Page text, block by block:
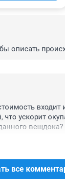
описать
входит
ускорит
вещдока?
все